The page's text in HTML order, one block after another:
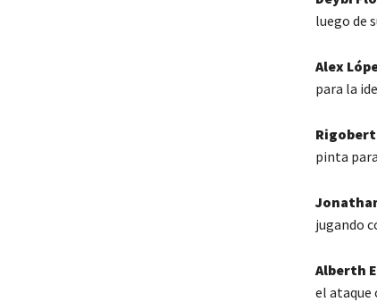
luego de
Alex
para la
pinta
jugando
Alberth
el ataque